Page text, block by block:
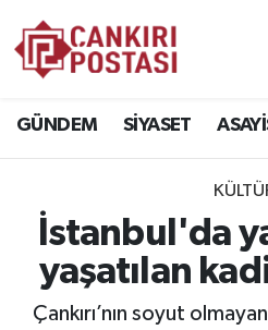
GÜNDEM SİYASET
İstanbul'da
yaşatılan
Çankırı’nın soyut
EKONOMİ
SAĞLIK
Trafik Durumu
Süper Lig Puan Durumu